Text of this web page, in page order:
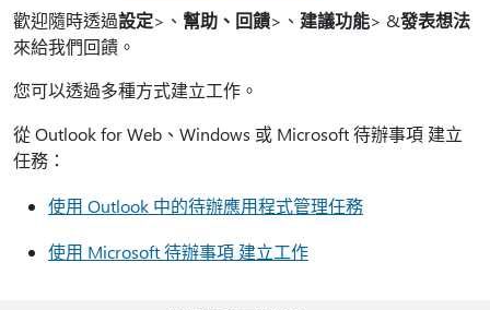
歡迎隨時透過設定>、 幫助、回饋>、 建議功能> &發表想法
來給我們回饋。
您可以透過多種方式建立工作。
從 Outlook for Web、Windows 或 Microsoft 待辦事項 建立
任務：
使用 Outlook 中的待辦應用程式管理任務
使用 Microsoft 待辦事項 建立工作